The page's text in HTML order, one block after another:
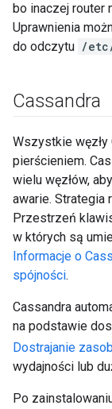
bo inaczej router
Uprawnienia
do odczytu /
Cassandra
Wszystkie węzły
pierścieniem.
wielu węzłów,
awarie. Strategia
Przestrzeń
w których są
Informacje o
spójności.
Cassandra
na podstawie
Dostrajanie
wydajności lub
Po